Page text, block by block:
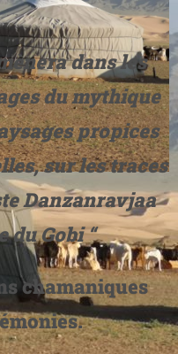
dans les
du mythique
propices
sur les traces
Danzanravjaa
du Gobi “
chamaniques